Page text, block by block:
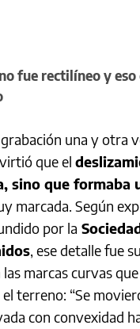
fue rectilíneo y
una y otra
que el
sino que formaba
marcada. Según
por la
, ese detalle fue
marcas curvas
terreno: “Se
con convexidad